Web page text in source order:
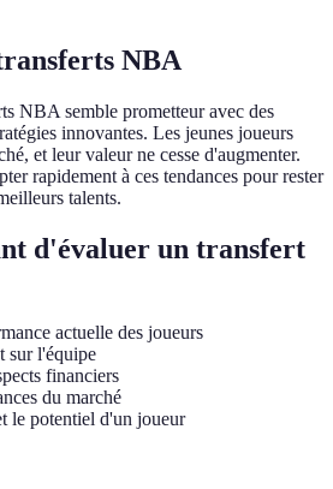
NBA
NBA semble prometteur avec des
innovantes. Les jeunes joueurs
et leur valeur ne cesse d'augmenter.
rapidement à ces tendances pour rester
talents.
d'évaluer un transfert
actuelle des joueurs
sur l'équipe
financiers
du marché
le potentiel d'un joueur